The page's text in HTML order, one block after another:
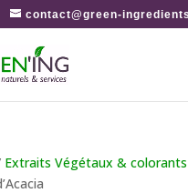
contact@green-
Extraits Végétaux &